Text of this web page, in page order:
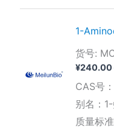
1-
货号:
¥240.00
CAS号
别名：
质量标